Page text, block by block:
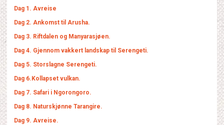
Dag 1. Avreise
Dag 2. Ankomst til Arusha.
Dag 3. Riftdalen og Manyarasjøen.
Dag 4. Gjennom vakkert landskap til Serengeti.
Dag 5. Storslagne Serengeti.
Dag 6.Kollapset vulkan.
Dag 7. Safari i Ngorongoro.
Dag 8. Naturskjønne Tarangire.
Dag 9. Avreise.